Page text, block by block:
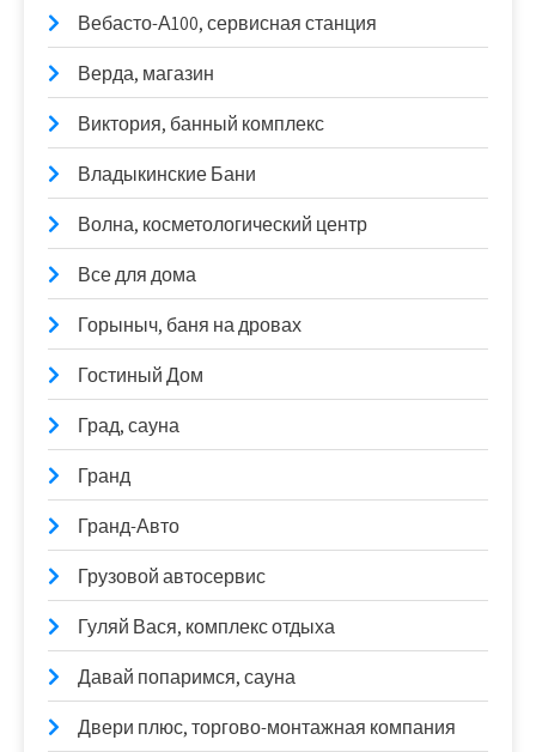
Вебасто-А100, сервисная станция
Верда, магазин
Виктория, банный комплекс
Владыкинские Бани
Волна, косметологический центр
Все для дома
Горыныч, баня на дровах
Гостиный Дом
Град, сауна
Гранд
Гранд-Авто
Грузовой автосервис
Гуляй Вася, комплекс отдыха
Давай попаримся, сауна
Двери плюс, торгово-монтажная компания